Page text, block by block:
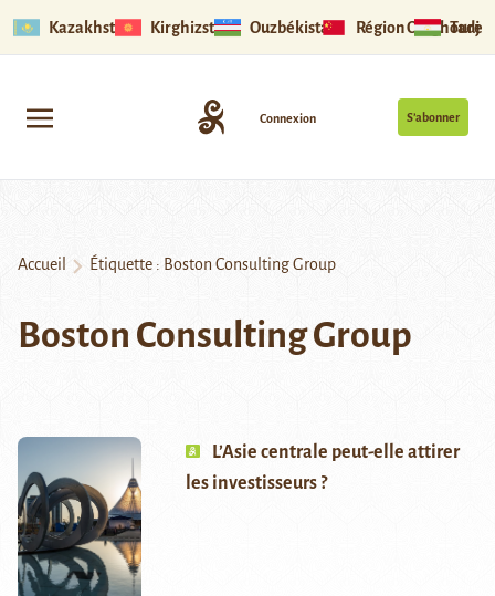
Kazakhstan Kirghizstan Ouzbékistan Région Ouïghoure
S’abonner
Connexion
Accueil Étiquette : Boston Consulting Group
Boston Consulting Group
L’Asie centrale peut-elle attirer
les investisseurs ?